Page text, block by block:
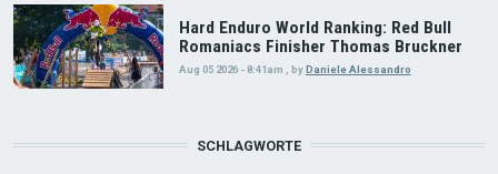
Hard Enduro World Ranking: Red Bull
Romaniacs Finisher Thomas Bruckner
Aug 05 2026 - 8:41am byDaniele Alessandro
SCHLAGWORTE